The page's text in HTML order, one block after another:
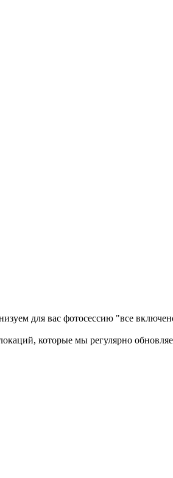
для вас фотосессию "все
которые мы регулярно